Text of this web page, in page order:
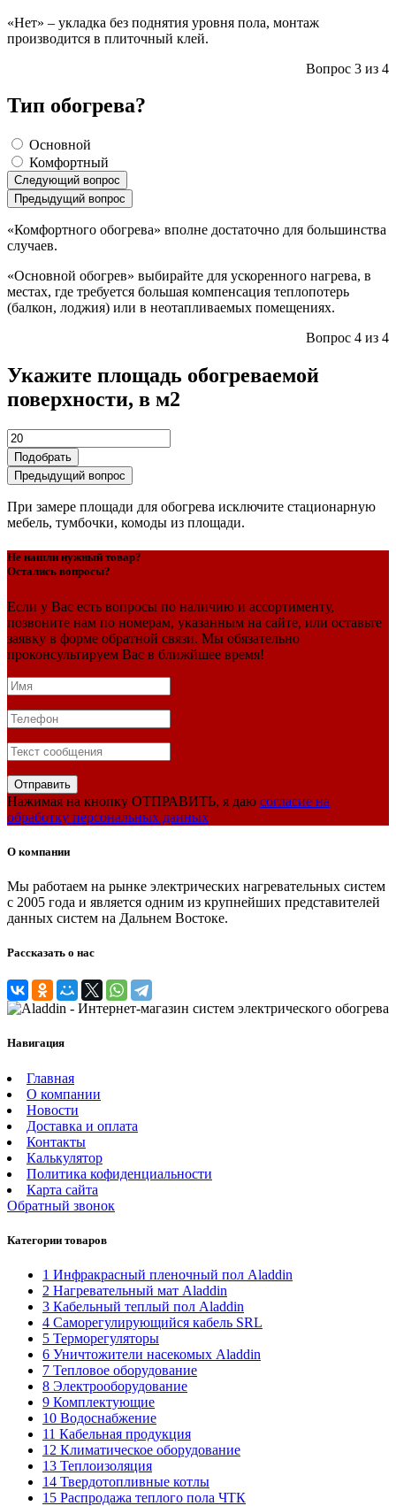
«Нет» – укладка без поднятия уровня пола, монтаж
производится в плиточный клей.
Вопрос 3 из 4
Тип обогрева?
Основной
Комфортный
Следующий вопрос
Предыдущий вопрос
«Комфортного обогрева» вполне достаточно для большинства
случаев.
«Основной обогрев» выбирайте для ускоренного нагрева, в
местах, где требуется большая компенсация теплопотерь
(балкон, лоджия) или в неотапливаемых помещениях.
Вопрос 4 из 4
Укажите площадь обогреваемой
поверхности, в м2
Подобрать
Предыдущий вопрос
При замере площади для обогрева исключите стационарную
мебель, тумбочки, комоды из площади.
Не нашли нужный товар?
Остались вопросы?
Если у Вас есть вопросы по наличию и ассортименту,
позвоните нам по номерам, указанным на сайте, или оставьте
заявку в форме обратной связи. Мы обязательно
проконсультируем Вас в ближйшее время!
Нажимая на кнопку ОТПРАВИТЬ, я даю согласие на
обработку персональных данных
О компании
Мы работаем на рынке электрических нагревательных систем
с 2005 года и является одним из крупнейших представителей
данных систем на Дальнем Востоке.
Рассказать о нас
Навигация
Главная
О компании
Новости
Доставка и оплата
Контакты
Калькулятор
Политика кофиденциальности
Карта сайта
Обратный звонок
Категории товаров
1 Инфракрасный пленочный пол Aladdin
2 Нагревательный мат Aladdin
3 Кабельный теплый пол Aladdin
4 Саморегулирующийся кабель SRL
5 Терморегуляторы
6 Уничтожители насекомых Aladdin
7 Тепловое оборудование
8 Электрооборудование
9 Комплектующие
10 Водоснабжение
11 Кабельная продукция
12 Климатическое оборудование
13 Теплоизоляция
14 Твердотопливные котлы
15 Распродажа теплого пола ЧТК